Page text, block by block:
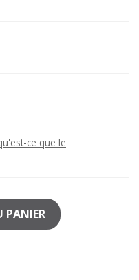
ce que le
PANIER